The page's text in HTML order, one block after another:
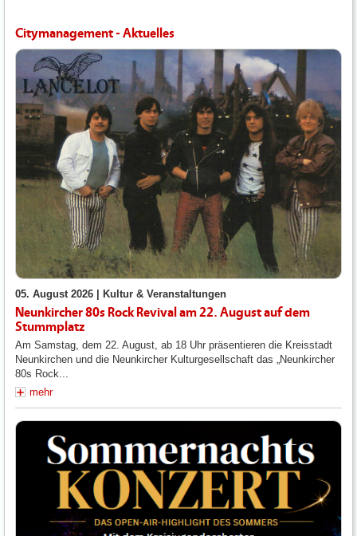
Citymanagement - Aktuelles
05. August 2026 | Kultur & Veranstaltungen
Neunkircher 80s Rock Revival am 22. August auf dem
Stummplatz
Am Samstag, dem 22. August, ab 18 Uhr präsentieren die Kreisstadt
Neunkirchen und die Neunkircher Kulturgesellschaft das „Neunkircher
80s Rock...
mehr